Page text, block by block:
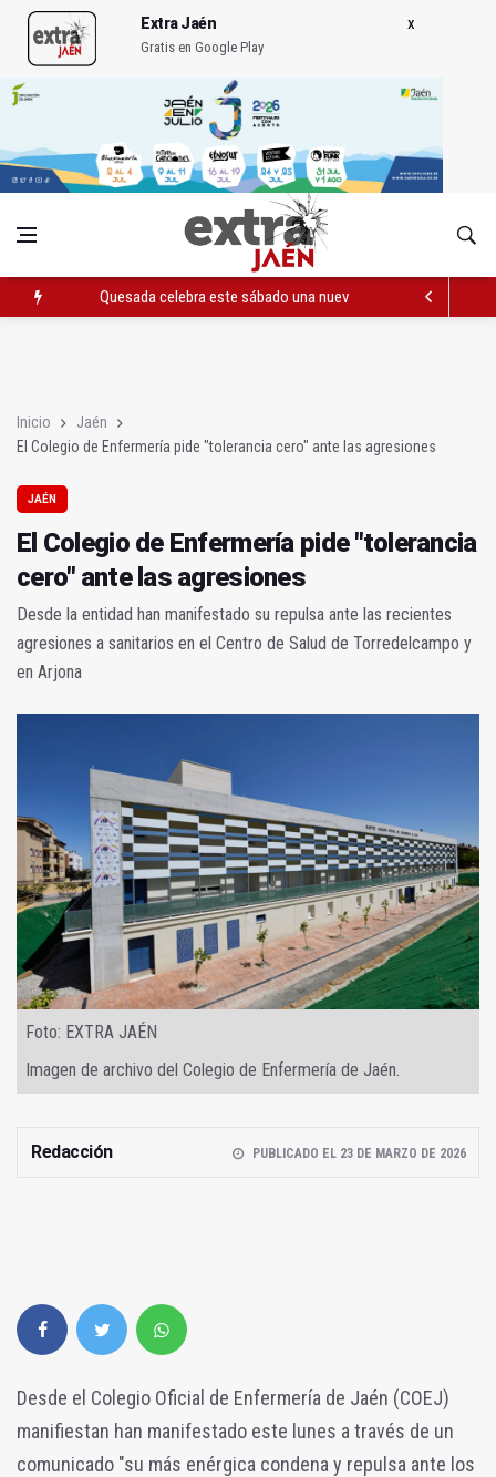
Extra Jaén
Gratis en Google Play
Quesada celebra este sábado una nueva jornada de Orgullo
Inicio
Jaén
El Colegio de Enfermería pide "tolerancia cero" ante las agresiones
JAÉN
El Colegio de Enfermería pide "tolerancia
cero" ante las agresiones
Desde la entidad han manifestado su repulsa ante las recientes
agresiones a sanitarios en el Centro de Salud de Torredelcampo y
en Arjona
Foto: EXTRA JAÉN
Imagen de archivo del Colegio de Enfermería de Jaén.
Redacción PUBLICADO EL 23 DE MARZO DE 2026
Desde el Colegio Oficial de Enfermería de Jaén (COEJ)
manifiestan han manifestado este lunes a través de un
comunicado "su más enérgica condena y repulsa ante los